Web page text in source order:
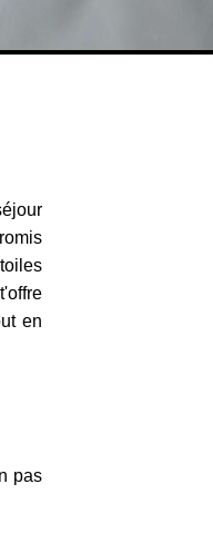
en
pas